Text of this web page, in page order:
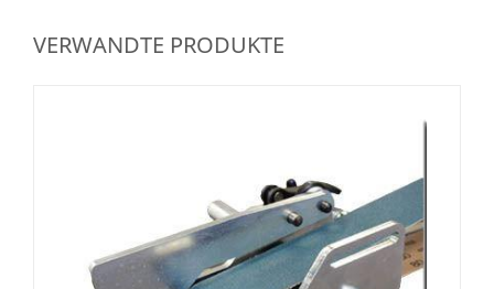
VERWANDTE PRODUKTE